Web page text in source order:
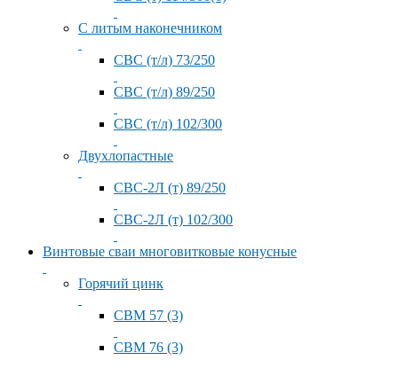
С литым наконечником
СВС (т/л) 73/250
СВС (т/л) 89/250
СВС (т/л) 102/300
Двухлопастные
СВС-2Л (т) 89/250
СВС-2Л (т) 102/300
Винтовые сваи многовитковые конусные
Горячий цинк
СВМ 57 (3)
СВМ 76 (3)